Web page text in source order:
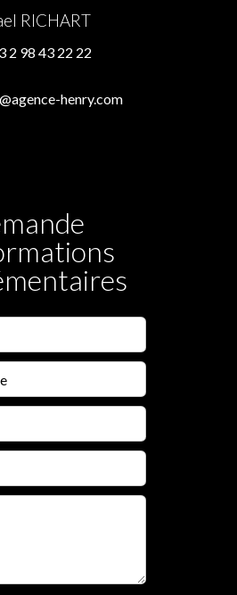
RICHART
2 98 43 22 22
henry.com